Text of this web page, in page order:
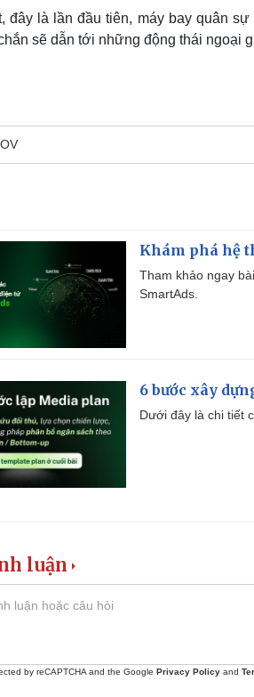
đây là lần đầu tiên, máy bay quân
sẽ dẫn tới những động thái ngoại
Khám phá hệ
Tham khảo ngay
SmartAds.
6 bước xây
Dưới đây là chi tiết
luận
by reCAPTCHA and the Google Privacy Policy and